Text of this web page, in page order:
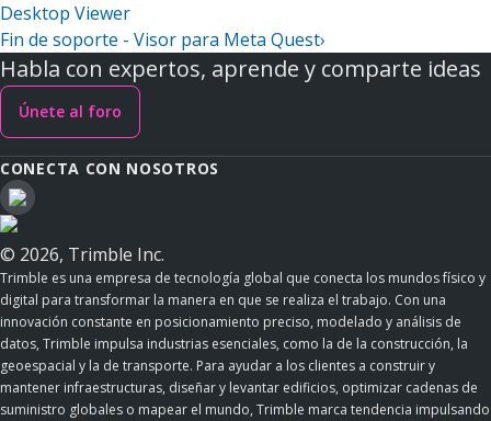
Desktop Viewer
Fin de soporte - Visor para Meta Quest›
Habla con expertos, aprende y comparte ideas
Únete al foro
CONECTA CON NOSOTROS
© 2026, Trimble Inc.
Trimble es una empresa de tecnología global que conecta los mundos físico y
digital para transformar la manera en que se realiza el trabajo. Con una
innovación constante en posicionamiento preciso, modelado y análisis de
datos, Trimble impulsa industrias esenciales, como la de la construcción, la
geoespacial y la de transporte. Para ayudar a los clientes a construir y
mantener infraestructuras, diseñar y levantar edificios, optimizar cadenas de
suministro globales o mapear el mundo, Trimble marca tendencia impulsando